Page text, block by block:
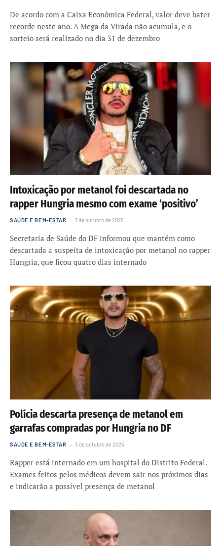
De acordo com a Caixa Econômica Federal, valor deve bater
recorde neste ano. A Mega da Virada não acumula, e o
sorteio será realizado no dia 31 de dezembro
Intoxicação por metanol foi descartada no
rapper Hungria mesmo com exame ‘positivo’
SAÚDE E BEM-ESTAR 7 de outubro de 2025
Secretaria de Saúde do DF informou que mantém como
descartada a suspeita de intoxicação por metanol no rapper
Hungria, que ficou quatro dias internado
Polícia descarta presença de metanol em
garrafas compradas por Hungria no DF
SAÚDE E BEM-ESTAR 3 de outubro de 2025
Rapper está internado em um hospital do Distrito Federal.
Exames feitos pelos médicos devem sair nos próximos dias
e indicarão a possível presença de metanol